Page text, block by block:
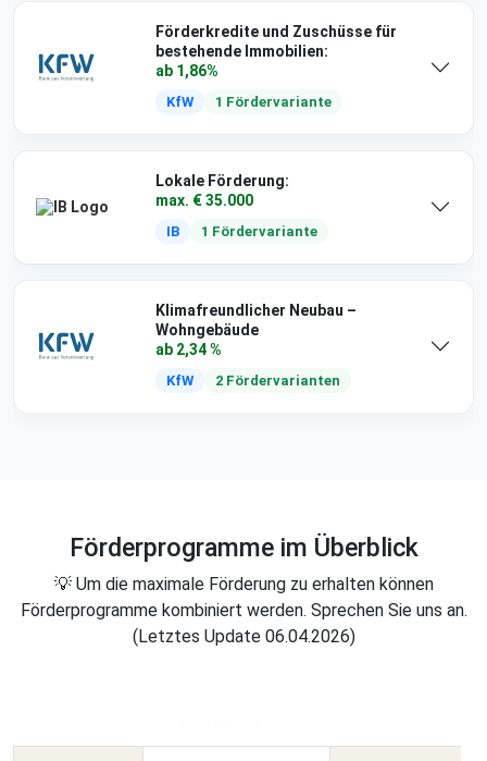
Förderkredite und Zuschüsse für
bestehende Immobilien:
ab 1,86%
KfW 1 Fördervariante
Lokale Förderung:
max. € 35.000
IB 1 Fördervariante
Klimafreundlicher Neubau –
Wohngebäude
ab 2,34 %
KfW 2 Fördervarianten
Förderprogramme im Überblick
💡 Um die maximale Förderung zu erhalten können
Förderprogramme kombiniert werden. Sprechen Sie uns an.
(Letztes Update 06.04.2026)